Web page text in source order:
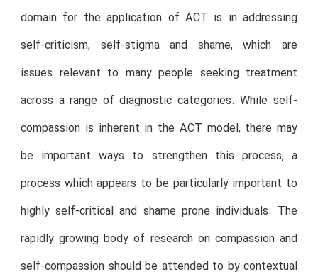
domain for the application of ACT is in addressing
self-criticism, self-stigma and shame, which are
issues relevant to many people seeking treatment
across a range of diagnostic categories. While self-
compassion is inherent in the ACT model, there may
be important ways to strengthen this process, a
process which appears to be particularly important to
highly self-critical and shame prone individuals. The
rapidly growing body of research on compassion and
self-compassion should be attended to by contextual